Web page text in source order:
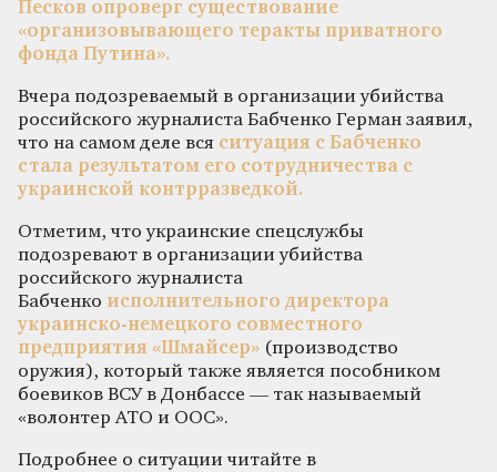
Песков опроверг существование
«организовывающего теракты приватного
фонда Путина».
Вчера подозреваемый в организации убийства
российского журналиста Бабченко Герман заявил,
что на самом деле вся ситуация с Бабченко
стала результатом его сотрудничества с
украинской контрразведкой.
Отметим, что украинские спецслужбы
подозревают в организации убийства
российского журналиста
Бабченко исполнительного директора
украинско-немецкого совместного
предприятия «Шмайсер» (производство
оружия), который также является пособником
боевиков ВСУ в Донбассе — так называемый
«волонтер АТО и ООС».
Подробнее о ситуации читайте в